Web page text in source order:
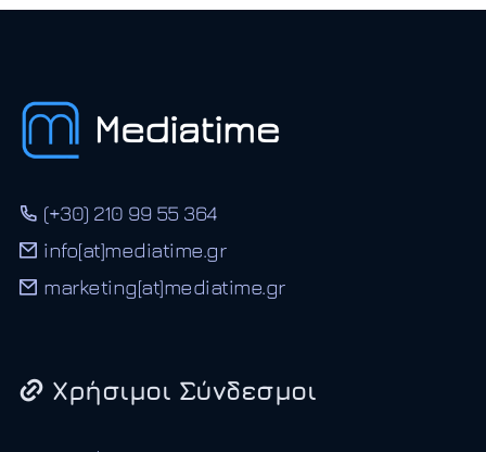
(+30) 210 99 55 364
info[at]mediatime.gr
marketing[at]mediatime.gr
Χρήσιμοι Σύνδεσμοι